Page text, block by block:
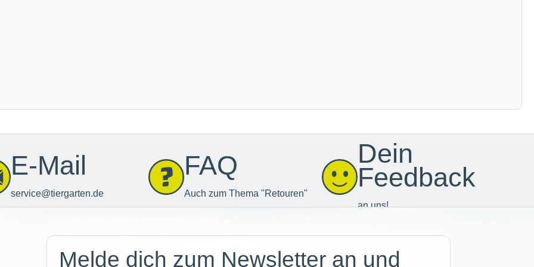
E-Mail
service@tiergarten.de
FAQ
Auch zum Thema "Retouren"
Dein
Feedback
an uns!
Melde dich zum Newsletter an und